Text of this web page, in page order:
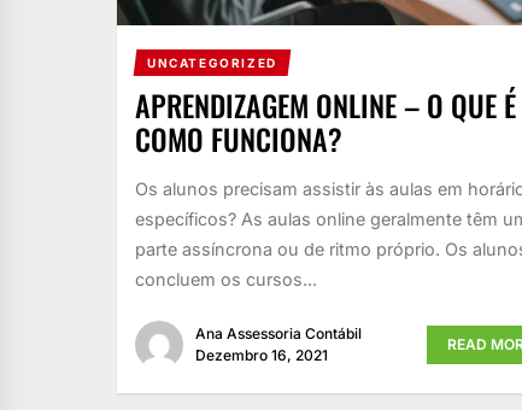
UNCATEGORIZED
APRENDIZAGEM ONLINE – O QUE
COMO FUNCIONA?
Os alunos precisam assistir às aulas em
específicos? As aulas online geralmente têm
parte assíncrona ou de ritmo próprio. Os
concluem os cursos...
Ana Assessoria Contábil
Dezembro 16, 2021
READ